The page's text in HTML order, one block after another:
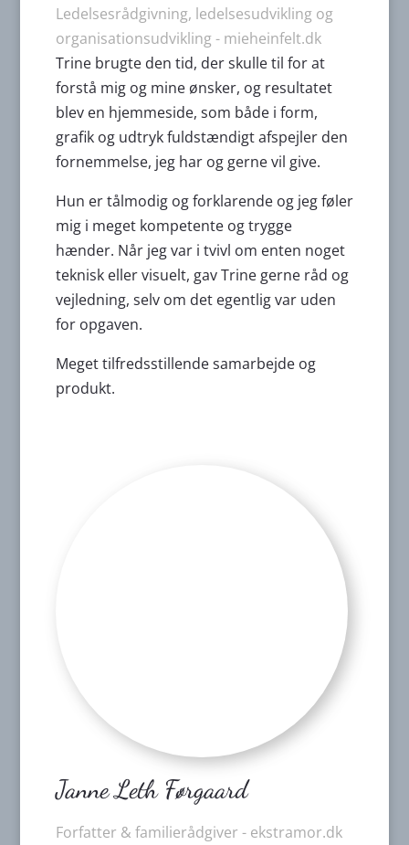
Ledelsesrådgivning, ledelsesudvikling og
organisationsudvikling - mieheinfelt.dk
Trine brugte den tid, der skulle til for at
forstå mig og mine ønsker, og resultatet
blev en hjemmeside, som både i form,
grafik og udtryk fuldstændigt afspejler den
fornemmelse, jeg har og gerne vil give.
Hun er tålmodig og forklarende og jeg føler
mig i meget kompetente og trygge
hænder. Når jeg var i tvivl om enten noget
teknisk eller visuelt, gav Trine gerne råd og
vejledning, selv om det egentlig var uden
for opgaven.
Meget tilfredsstillende samarbejde og
produkt.
Janne Leth Førgaard
Forfatter & familierådgiver - ekstramor.dk